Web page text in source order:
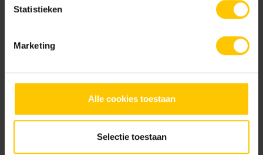
Statistieken
Marketing
Alle cookies toestaan
Selectie toestaan
Slight Sugar